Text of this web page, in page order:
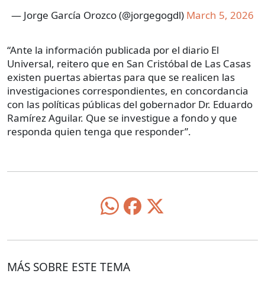
— Jorge García Orozco (@jorgegogdl) March 5, 2026
“Ante la información publicada por el diario El
Universal, reitero que en San Cristóbal de Las Casas
existen puertas abiertas para que se realicen las
investigaciones correspondientes, en concordancia
con las políticas públicas del gobernador Dr. Eduardo
Ramírez Aguilar. Que se investigue a fondo y que
responda quien tenga que responder”.
MÁS SOBRE ESTE TEMA